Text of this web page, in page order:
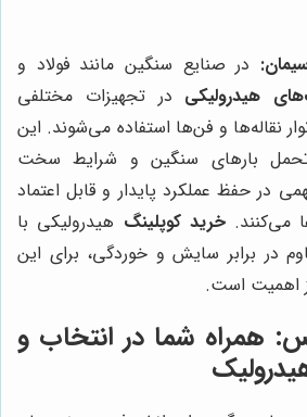
در صنایع سنگین مانند فولاد و
هیدرولیکی در تجهیزات مختلفی
نقاله‌ها و فن‌ها استفاده می‌شوند. این
تحمل بارهای سنگین و شرایط سخت
در حفظ عملکرد پایدار و قابل اعتماد
می‌کنند.خرید کوپلینگ هیدرولیکی با
در برابر سایش و خوردگی، برای این
اهمیت است.
: همراه شما در انتخاب و